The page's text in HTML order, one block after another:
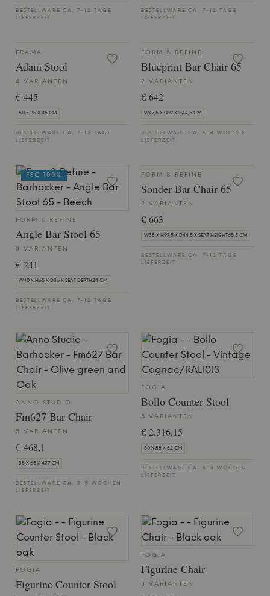
BESTELLWARE CA. 7-12 TAGE
LIEFERZEIT
BESTELLWARE CA. 7-12 TAGE
LIEFERZEIT
FRAMA
Adam Stool
4 VARIANTEN
€ 445
50 X 25 X 35 CM
BESTELLWARE CA. 7-12 TAGE
LIEFERZEIT
FORM & REFINE
Blueprint Bar Chair 65
2 VARIANTEN
€ 642
W47,5 X H97 X D44,5 CM
BESTELLWARE CA. 6-8 WOCHEN
LIEFERZEIT
FORM & REFINE
Angle Bar Stool 65
3 VARIANTEN
€ 241
W40 X H65 X D36 X SEAT DEPTH24 CM
BESTELLWARE CA. 7-12 TAGE
LIEFERZEIT
FSC 100% FORM & REFINE
Sonder Bar Chair 65
2 VARIANTEN
€ 663
W38 X H97,5 X D44,5 X SEAT HEIGHT65,5 CM
BESTELLWARE CA. 7-12 TAGE
LIEFERZEIT
ANNO STUDIO
Fm627 Bar Chair
5 VARIANTEN
€ 468,1
35 X 65 X 47.7 CM
BESTELLWARE CA. 3-5 WOCHEN
LIEFERZEIT
FOGIA
Bollo Counter Stool
5 VARIANTEN
€ 2.316,15
50 X 88 X 52 CM
BESTELLWARE CA. 6-8 WOCHEN
LIEFERZEIT
FOGIA
Figurine Counter Stool
FOGIA
Figurine Chair
3 VARIANTEN